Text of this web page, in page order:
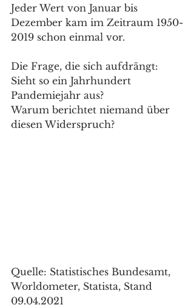
Jeder Wert von Januar bis
Dezember kam im Zeitraum 1950-
2019 schon einmal vor.
Die Frage, die sich aufdrängt:
Sieht so ein Jahrhundert
Pandemiejahr aus?
Warum berichtet niemand über
diesen Widerspruch?
Quelle: Statistisches Bundesamt,
Worldometer, Statista, Stand
09.04.2021